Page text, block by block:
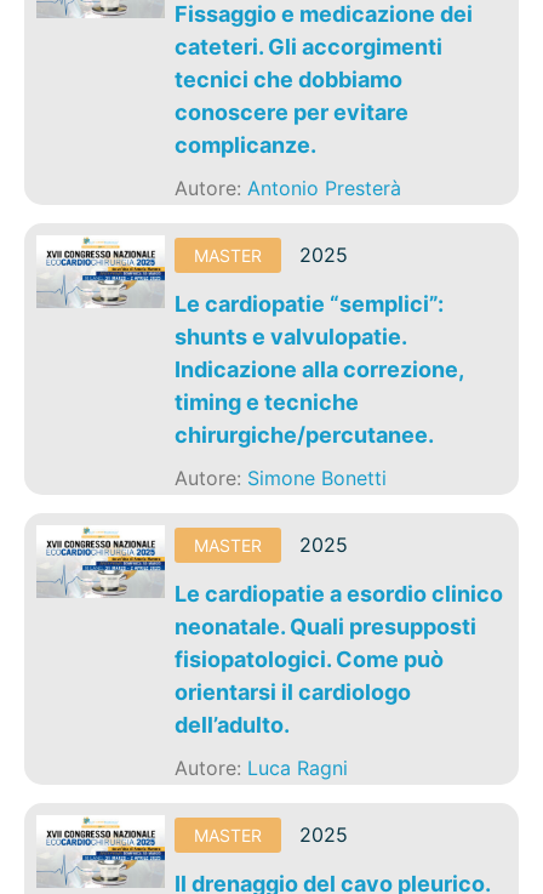
Fissaggio e medicazione dei
cateteri. Gli accorgimenti
tecnici che dobbiamo
conoscere per evitare
complicanze.
Autore:Antonio Presterà
MASTER 2025
Le cardiopatie “semplici”:
shunts e valvulopatie.
Indicazione alla correzione,
timing e tecniche
chirurgiche/percutanee.
Autore: Simone Bonetti
MASTER 2025
Le cardiopatie a esordio clinico
neonatale. Quali presupposti
fisiopatologici. Come può
orientarsi il cardiologo
dell’adulto.
Autore: Luca Ragni
MASTER 2025
Il drenaggio del cavo pleurico.